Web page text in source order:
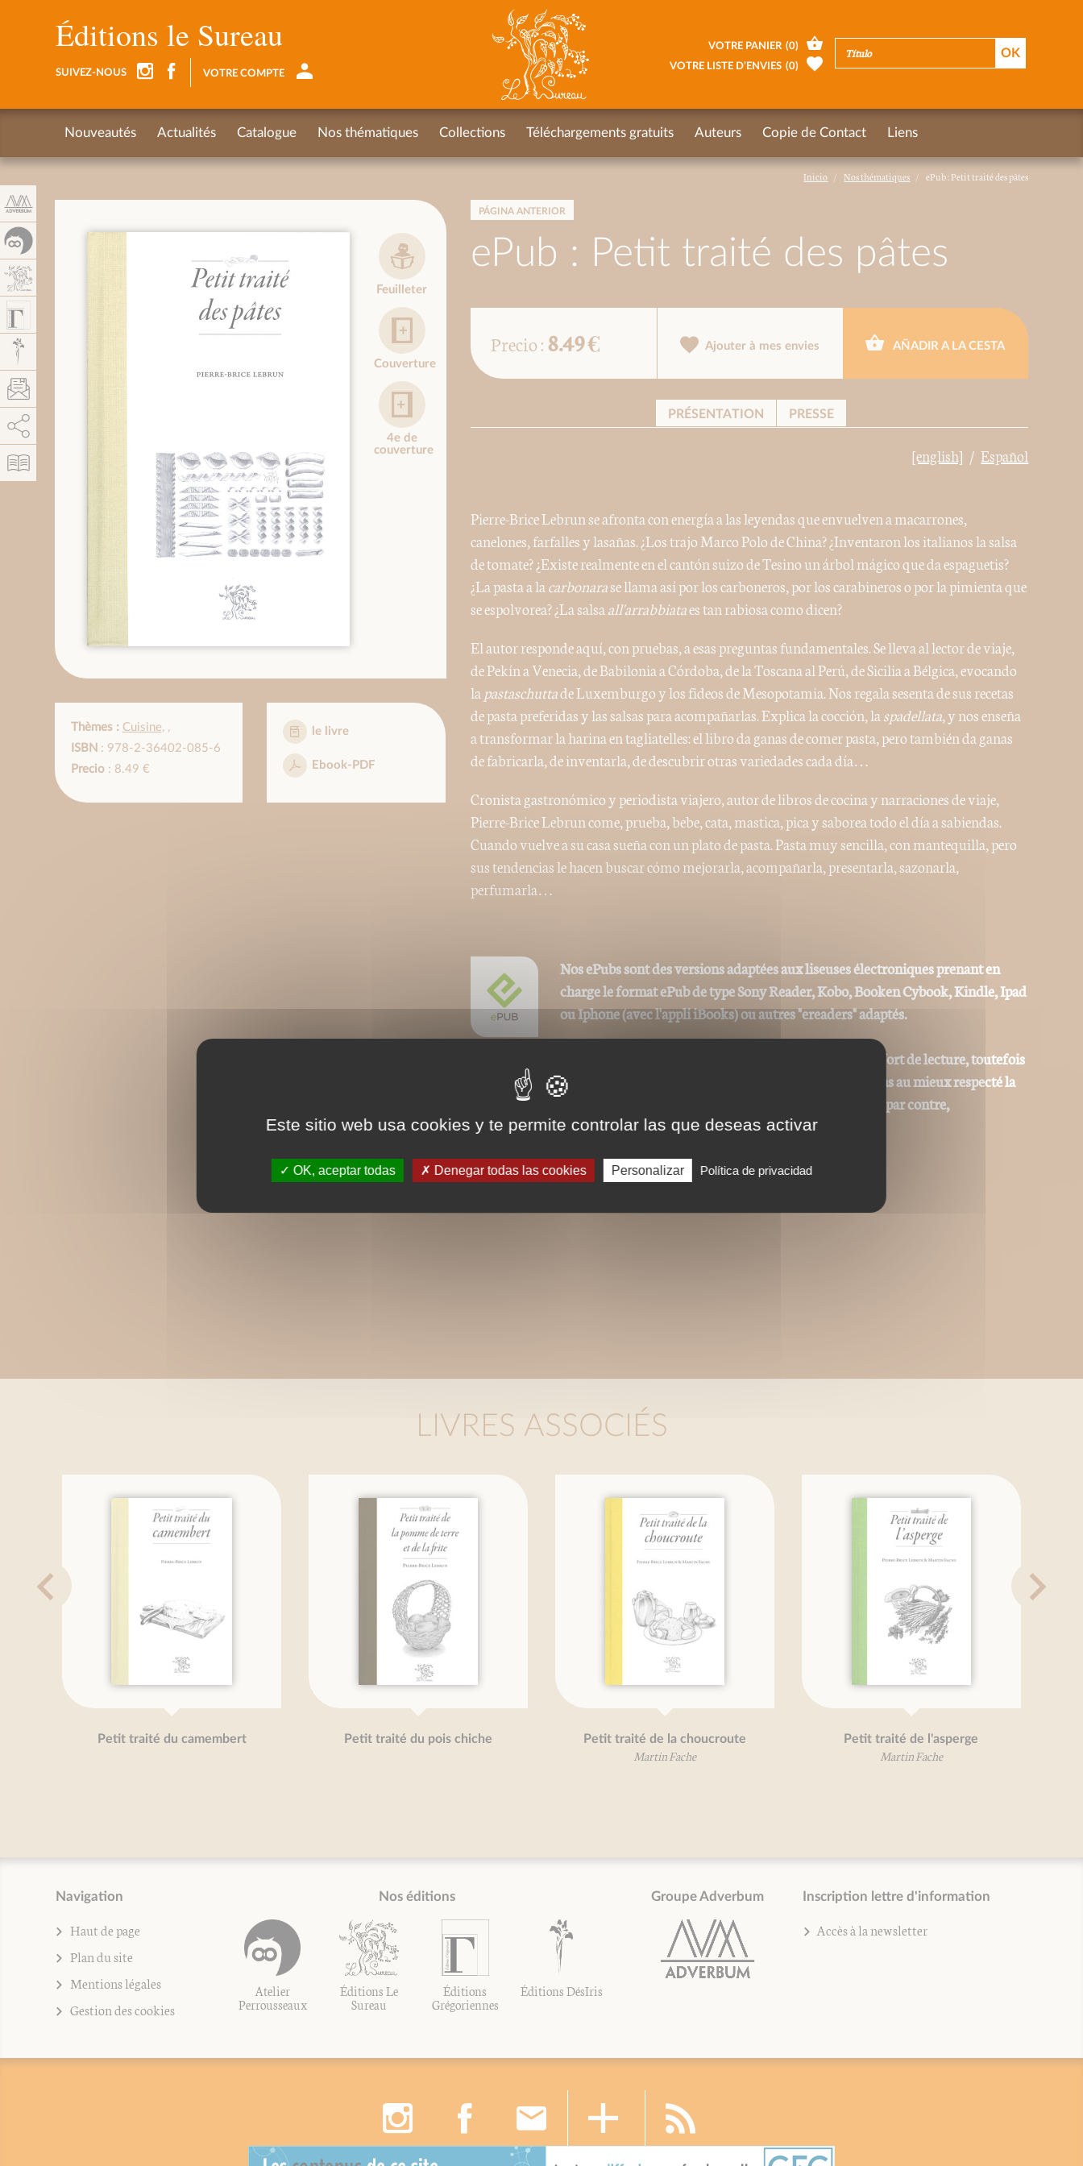
Inicio Nos thématiques ePub : Petit traité des pâtes
PÁGINA ANTERIOR
ePub : Petit traité des pâtes
Feuilleter
Couverture
4e de
couverture
Thèmes : Cuisine, ,
ISBN : 978-2-36402-085-6
Precio: 8.49 €
le livre
Ebook-PDF
Precio :8.49 € Ajouter à mes envies AÑADIR A LA CESTA
PRÉSENTATION PRESSE
[english] Español
Pierre-Brice Lebrun se afronta con energía a las leyendas que envuelven a macarrones,
canelones, farfalles y lasañas. ¿Los trajo Marco Polo de China? ¿Inventaron los italianos la salsa
de tomate? ¿Existe realmente en el cantón suizo de Tesino un árbol mágico que da espaguetis?
¿La pasta a lacarbonarase llama así por los carboneros, por los carabineros o por la pimienta que
se espolvorea? ¿La salsaall'arrabbiataes tan rabiosa como dicen?
El autor responde aquí, con pruebas, a esas preguntas fundamentales. Se lleva al lector de viaje,
de Pekín a Venecia, de Babilonia a Córdoba, de la Toscana al Perú, de Sicilia a Bélgica, evocando
la pastaschuttade Luxemburgo y los fideos de Mesopotamia. Nos regala sesenta de sus recetas
de pasta preferidas y las salsas para acompañarlas. Explica la cocción, laspadellata, y nos enseña
a transformar la harina en tagliatelles: el libro da ganas de comer pasta, pero también da ganas
de fabricarla, de inventarla, de descubrir otras variedades cada día…
Cronista gastronómico y periodista viajero, autor de libros de cocina y narraciones de viaje,
Pierre-Brice Lebrun come, prueba, bebe, cata, mastica, pica y saborea todo el día a sabiendas.
Cuando vuelve a su casa sueña con un plato de pasta. Pasta muy sencilla, con mantequilla, pero
sus tendencias le hacen buscar cómo mejorarla, acompañarla, presentarla, sazonarla,
perfumarla…
Nos ePubs sont des versions adaptées aux liseuses électroniques prenant en
charge le format ePub de type Sony Reader, Kobo, Booken Cybook, Kindle, Ipad
ou Iphone (avec l'appli iBooks) ou autres "ereaders" adaptés.
Ces ePubs sont alors revus et optimisés pour permettre le meilleur confort de lecture, toutefois
la mise en page n'est donc pas strictement identique même si nous avons au mieux respecté la
charte graphique initiale. Les contenus textes et iconographiques sont, par contre,
intégralement reproduits dans ce format.
LIVRES ASSOCIÉS
Petit traité du camembert Petit traité du pois chiche Petit traité de la choucroute
Martin Fache
Petit traité de l'asperge
Martin Fache
Navigation
Haut de page
Plan du site
Mentions légales
Gestion des cookies
Nos éditions
Atelier
Perrousseaux
Éditions Le
Sureau
Éditions
Grégoriennes
Éditions DésIris
Groupe Adverbum Inscription lettre d'information
Accès à la newsletter
Éditions le Sureau
SUIVEZ-NOUS VOTRE COMPTE
VOTRE PANIER (0)
VOTRE LISTE D’ENVIES (0)
Nouveautés Actualités Catalogue Nos thématiques Collections Téléchargements gratuits Auteurs Copie de Contact Liens
Este sitio web usa cookies y te permite controlar las que deseas activar
OK, aceptar todas Denegar todas las cookies Personalizar Política de privacidad